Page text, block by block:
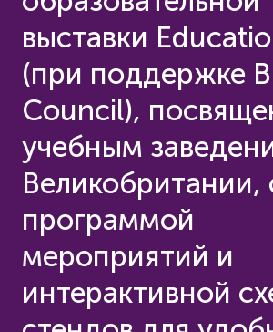
выставки
(при поддержке
Council),
учебным
Великобритании,
программой
мероприятий и
интерактивной